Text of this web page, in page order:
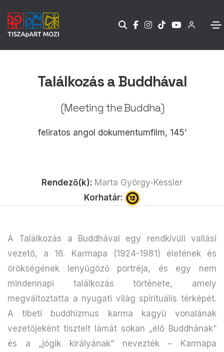
Találkozás a Buddhával
(Meeting the Buddha)
feliratos angol dokumentumfilm, 145’
Rendező(k): Marta György-Kessler
Korhatár:
A Találkozás a Buddhával egy rendkívüli vallási
vezető, a 16. Karmapa (1924-1981) életének és
örökségének lenyűgöző portréja, és egy nem
mindennapi találkozás története, amely
megváltoztatta a nyugati világ spirituális térképét.
A tibeti buddhizmus karma kagyü vonalának
vezetőjeként tisztelt lámát sokan „élő Buddhának”
és a „jógik királyának” nevezték – Karmapa